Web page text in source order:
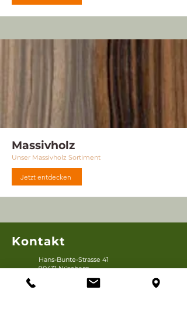
Massivholz
Unser Massivholz Sortiment
Jetzt entdecken
Kontakt
Hans-Bunte-Strasse 41
90431 Nürnberg
info@studier-furniere.de